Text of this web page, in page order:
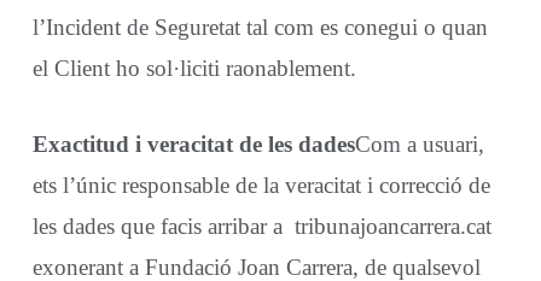
l’Incident de Seguretat tal com es conegui o quan
el Client ho sol·liciti raonablement.
Exactitud i veracitat de les dadesCom a usuari,
ets l’únic responsable de la veracitat i correcció de
les dades que facis arribar a tribunajoancarrera.cat
exonerant a Fundació Joan Carrera, de qualsevol